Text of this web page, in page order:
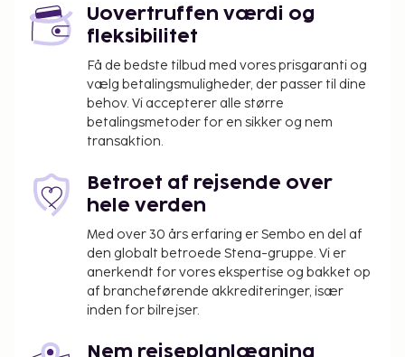
Uovertruffen værdi og
fleksibilitet
Få de bedste tilbud med vores prisgaranti og
vælg betalingsmuligheder, der passer til dine
behov. Vi accepterer alle større
betalingsmetoder for en sikker og nem
transaktion.
Betroet af rejsende over
hele verden
Med over 30 års erfaring er Sembo en del af
den globalt betroede Stena-gruppe. Vi er
anerkendt for vores ekspertise og bakket op
af brancheførende akkrediteringer, især
inden for bilrejser.
Nem rejseplanlægning